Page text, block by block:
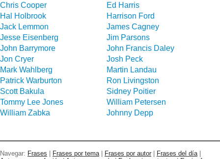
Chris Cooper
Ed Harris
Hal Holbrook
Harrison Ford
Jack Lemmon
James Cagney
Jesse Eisenberg
Jim Parsons
John Barrymore
John Francis Daley
Jon Cryer
Josh Peck
Mark Wahlberg
Martin Landau
Patrick Warburton
Ron Livingston
Scott Bakula
Sidney Poitier
Tommy Lee Jones
William Petersen
William Zabka
Johnny Depp
Navegar: Frases | Frases por tema | Frases por autor | Frases del día |